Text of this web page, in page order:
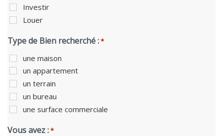
Investir
Louer
Type de Bien recherché :*
une maison
un appartement
un terrain
un bureau
une surface commerciale
Vous avez :*